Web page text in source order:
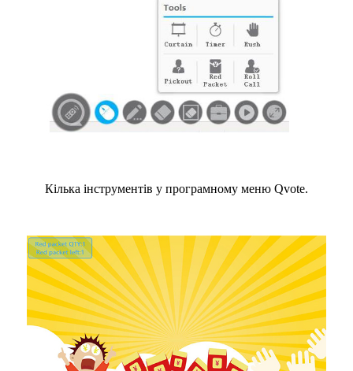
Кілька інструментів у програмному меню Qvote.